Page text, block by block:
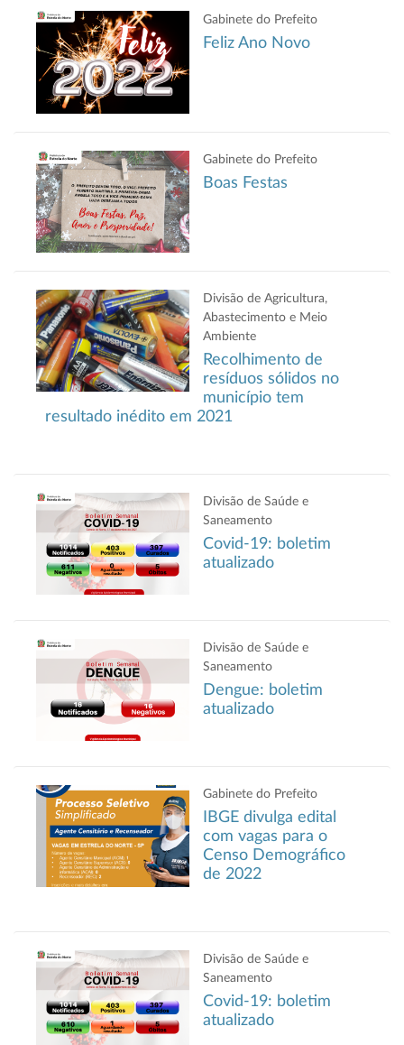
Gabinete do Prefeito
Feliz Ano Novo
Gabinete do Prefeito
Boas Festas
Divisão de Agricultura,
Abastecimento e Meio
Ambiente
Recolhimento de
resíduos sólidos no
município tem
resultado inédito em 2021
Divisão de Saúde e
Saneamento
Covid-19: boletim
atualizado
Divisão de Saúde e
Saneamento
Dengue: boletim
atualizado
Gabinete do Prefeito
IBGE divulga edital
com vagas para o
Censo Demográfico
de 2022
Divisão de Saúde e
Saneamento
Covid-19: boletim
atualizado